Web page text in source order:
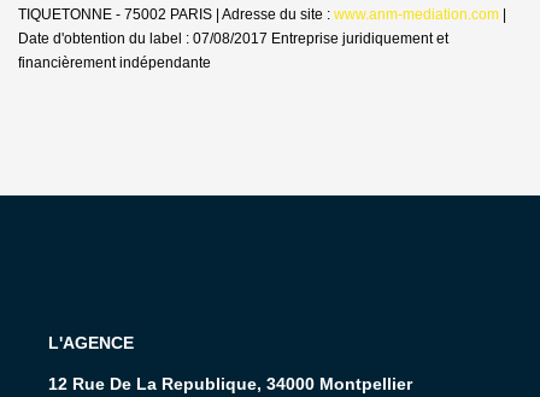
TIQUETONNE - 75002 PARIS | Adresse du site : www.anm-mediation.com |
Date d'obtention du label : 07/08/2017 Entreprise juridiquement et
financièrement indépendante
L'AGENCE
12 Rue De La Republique, 34000 Montpellier